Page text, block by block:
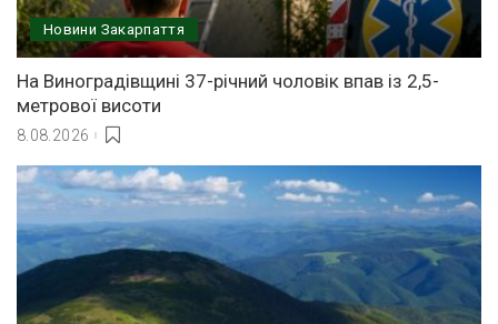
Новини Закарпаття
На Виноградівщині 37-річний чоловік впав із 2,5-
метрової висоти
8.08.2026